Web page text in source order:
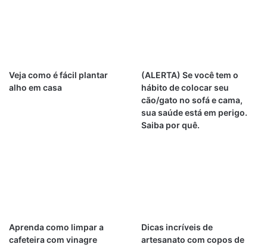
Veja como é fácil plantar
alho em casa
(ALERTA) Se você tem o
hábito de colocar seu
cão/gato no sofá e cama,
sua saúde está em perigo.
Saiba por quê.
Aprenda como limpar a
cafeteira com vinagre
Dicas incríveis de
artesanato com copos de